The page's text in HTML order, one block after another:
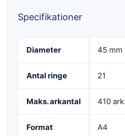
Specifikationer
Diameter 45 mm
Antal ringe 21
Maks. arkantal 410 ark
Format A4